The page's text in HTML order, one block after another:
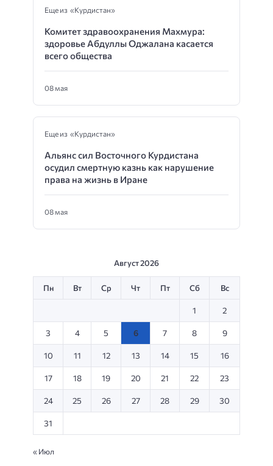
Еще из «Курдистан»
Комитет здравоохранения Махмура:
здоровье Абдуллы Оджалана касается
всего общества
08 мая
Еще из «Курдистан»
Альянс сил Восточного Курдистана
осудил смертную казнь как нарушение
права на жизнь в Иране
08 мая
Август 2026
Пн Вт Ср Чт Пт Сб Вс
1 2
3 4 5 6 7 8 9
10 11 12 13 14 15 16
17 18 19 20 21 22 23
24 25 26 27 28 29 30
31
« Июл